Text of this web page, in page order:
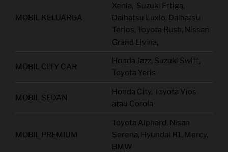
MOBIL KELUARGA
Xenia, Suzuki Ertiga,
Daihatsu Luxio, Daihatsu
Terios, Toyota Rush, Nissan
Grand Livina,
MOBIL CITY CAR
Honda Jazz, Suzuki Swift,
Toyota Yaris
MOBIL SEDAN
Honda City, Toyota Vios
atau Corola
MOBIL PREMIUM
Toyota Alphard, Nisan
Serena, Hyundai H1, Mercy,
BMW